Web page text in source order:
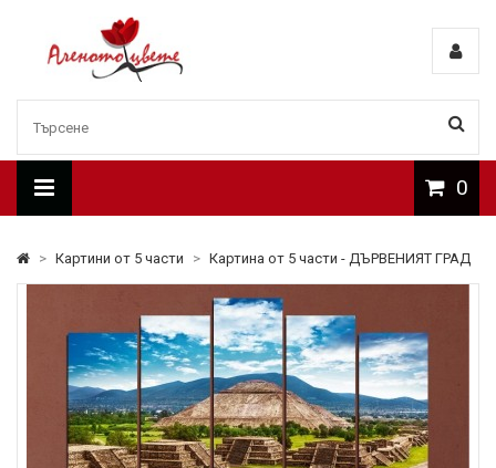
0
> Картини от 5 части > Картина от 5 части - ДЪРВЕНИЯТ ГРАД